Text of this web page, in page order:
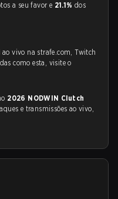
a seu favor e 21.1%dos
ao vivo na strafe.com, Twitch
como esta, visite o
2026 NODWIN Clutch
e transmissões ao vivo,